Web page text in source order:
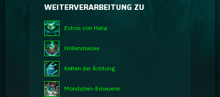
WEITERVERARBEITUNG ZU
Echos von Helia
Höllenmaske
Ketten der Ächtung
Mondstein-Erneuerer